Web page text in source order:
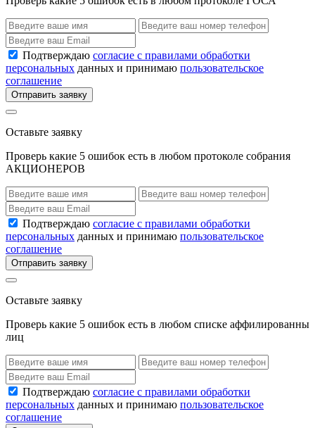
Подтверждаю согласие с правилами обработки
персональных данных и принимаю пользовательское
соглашение
Отправить заявку
Оставьте заявку
Проверь какие 5 ошибок есть в любом протоколе собрания
АКЦИОНЕРОВ
Подтверждаю согласие с правилами обработки
персональных данных и принимаю пользовательское
соглашение
Отправить заявку
Оставьте заявку
Проверь какие 5 ошибок есть в любом списке аффилированны
лиц
Подтверждаю согласие с правилами обработки
персональных данных и принимаю пользовательское
соглашение